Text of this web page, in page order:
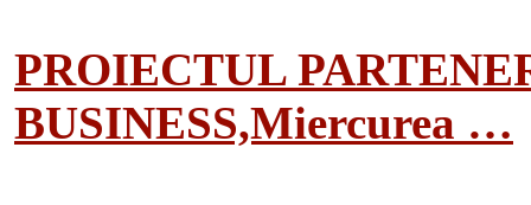
PROIECTUL
BUSINESS,Miercurea …